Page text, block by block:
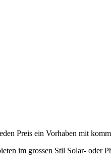
Preis ein Vorhaben mit
im grossen Stil Solar-